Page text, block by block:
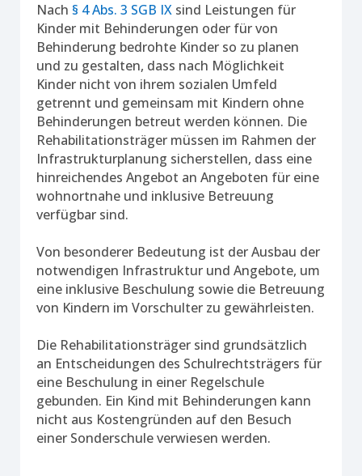
Nach § 4 Abs. 3 SGB IX sind Leistungen für
Kinder mit Behinderungen oder für von
Behinderung bedrohte Kinder so zu planen
und zu gestalten, dass nach Möglichkeit
Kinder nicht von ihrem sozialen Umfeld
getrennt und gemeinsam mit Kindern ohne
Behinderungen betreut werden können. Die
Rehabilitationsträger müssen im Rahmen der
Infrastrukturplanung sicherstellen, dass eine
hinreichendes Angebot an Angeboten für eine
wohnortnahe und inklusive Betreuung
verfügbar sind.
Von besonderer Bedeutung ist der Ausbau der
notwendigen Infrastruktur und Angebote, um
eine inklusive Beschulung sowie die Betreuung
von Kindern im Vorschulter zu gewährleisten.
Die Rehabilitationsträger sind grundsätzlich
an Entscheidungen des Schulrechtsträgers für
eine Beschulung in einer Regelschule
gebunden. Ein Kind mit Behinderungen kann
nicht aus Kostengründen auf den Besuch
einer Sonderschule verwiesen werden.